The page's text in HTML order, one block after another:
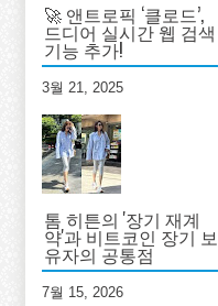
🚀 앤트로픽 ‘클로드’,
드디어 실시간 웹 검색
기능 추가!
3월 21, 2025
톰 히튼의 '장기 재계
약'과 비트코인 장기 보
유자의 공통점
7월 15, 2026